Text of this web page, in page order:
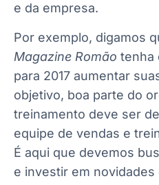
e da empresa.
Por exemplo, digamos
Magazine Romão tenha
para 2017 aumentar
objetivo, boa parte do
treinamento deve ser
equipe de vendas e
É aqui que devemos
e investir em novidades